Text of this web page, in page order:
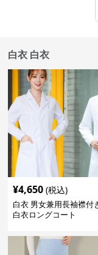
白衣 白衣
¥4,650 (税込)
白衣 男女兼用長袖襟付
白衣ロングコート